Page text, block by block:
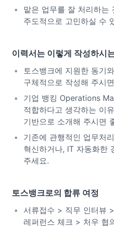
맡은 업무를 잘 처리하는
주도적으로 고민하실 수
이력서는 이렇게 작성하시
토스뱅크에 지원한 동기
구체적으로 작성해 주시
기업 뱅킹 Operations
적합하다고 생각하는 이
기반으로 소개해 주시면
기존에 관행적인 업무처
혁신하거나, IT 자동화한
주세요.
토스뱅크로의 합류 여정
서류접수 > 직무 인터뷰
레퍼런스 체크 > 처우 협